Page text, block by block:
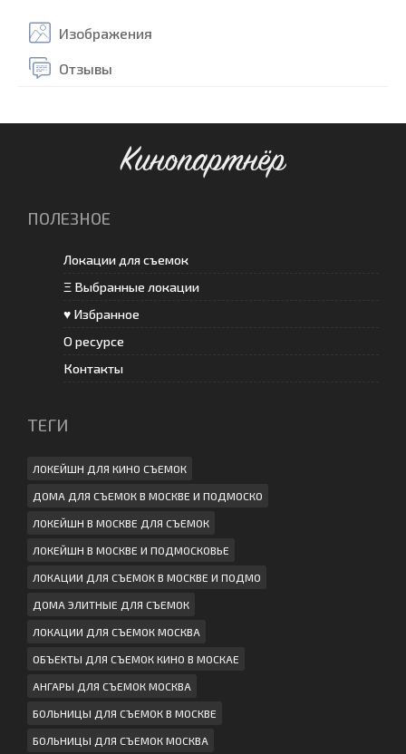
Изображения
Отзывы
Кинопартнёр
ПОЛЕЗНОЕ
Локации для съемок
Ξ Выбранные локации
♥ Избранное
О ресурсе
Контакты
ТЕГИ
ЛОКЕЙШН ДЛЯ КИНО СЪЕМОК
ДОМА ДЛЯ СЪЕМОК В МОСКВЕ И ПОДМОСКО
ЛОКЕЙШН В МОСКВЕ ДЛЯ СЪЕМОК
ЛОКЕЙШН В МОСКВЕ И ПОДМОСКОВЬЕ
ЛОКАЦИИ ДЛЯ СЪЕМОК В МОСКВЕ И ПОДМО
ДОМА ЭЛИТНЫЕ ДЛЯ СЪЕМОК
ЛОКАЦИИ ДЛЯ СЪЕМОК МОСКВА
ОБЪЕКТЫ ДЛЯ СЪЕМОК КИНО В МОСКАЕ
АНГАРЫ ДЛЯ СЪЕМОК МОСКВА
БОЛЬНИЦЫ ДЛЯ СЪЕМОК В МОСКВЕ
БОЛЬНИЦЫ ДЛЯ СЪЕМОК МОСКВА